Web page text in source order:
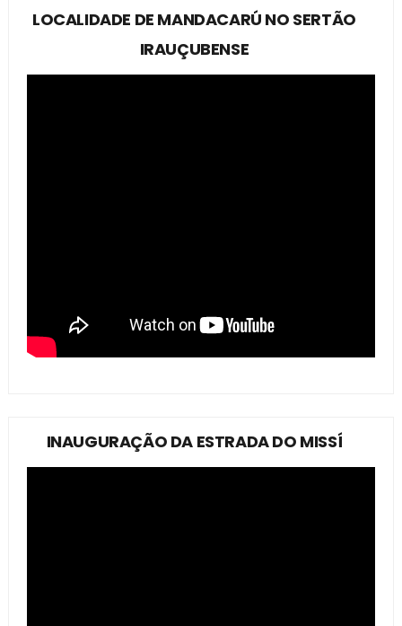
LOCALIDADE DE MANDACARÚ NO SERTÃO
IRAUÇUBENSE
INAUGURAÇÃO DA ESTRADA DO MISSÍ